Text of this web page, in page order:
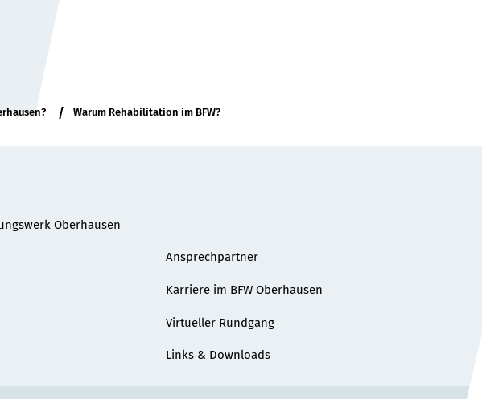
Warum Rehabilitation im BFW?
Oberhausen
Ansprechpartner
Karriere im BFW Oberhausen
Virtueller Rundgang
Links & Downloads